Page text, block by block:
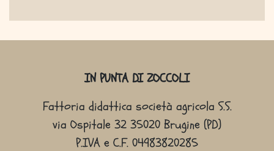
IN PUNTA DI ZOCCOLI
Fattoria didattica società agricola S.S.
via Ospitale 32 35020 Brugine (PD)
P.IVA e C.F. 04983820285